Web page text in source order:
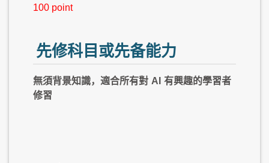
100 point
先修科目或先备能力
無須背景知識，適合所有對 AI 有興趣的學習者
修習